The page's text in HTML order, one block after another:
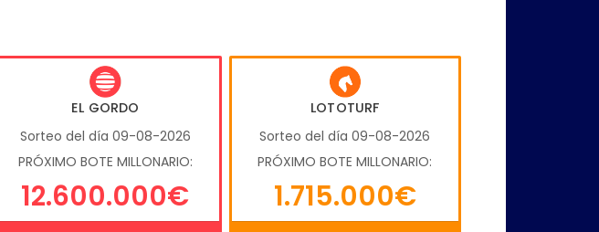
EL GORDO
Sorteo del día 09-08-2026
PRÓXIMO BOTE MILLONARIO:
12.600.000€
LOTOTURF
Sorteo del día 09-08-2026
PRÓXIMO BOTE MILLONARIO:
1.715.000€